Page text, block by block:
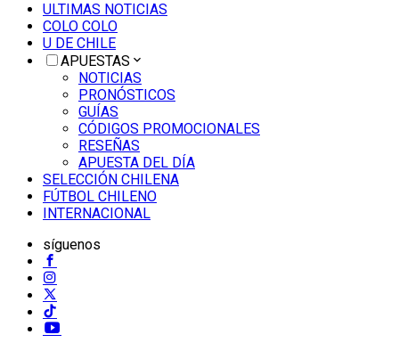
ULTIMAS NOTICIAS
COLO COLO
U DE CHILE
APUESTAS
NOTICIAS
PRONÓSTICOS
GUÍAS
CÓDIGOS PROMOCIONALES
RESEÑAS
APUESTA DEL DÍA
SELECCIÓN CHILENA
FÚTBOL CHILENO
INTERNACIONAL
síguenos